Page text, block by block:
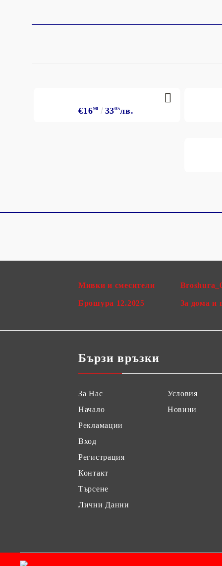
€1690 3305лв.
Мивки и смесители
Брошура 12.2025 За дома и
Бързи връзки
За Нас
Начало
Рекламации
Вход
Регистрация
Контакт
Търсене
Лични Данни
Условия
Новини